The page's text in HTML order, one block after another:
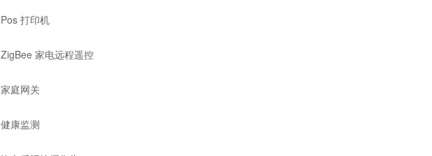
Pos 打印机
ZigBee 家电远程遥控
家庭网关
健康监测